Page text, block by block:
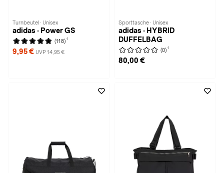
Turnbeutel · Unisex
adidas · Power GS
(118) 1
9,95 € UVP 14,95 €
Sporttasche · Unisex
adidas · HYBRID
DUFFELBAG
(0) 1
80,00 €